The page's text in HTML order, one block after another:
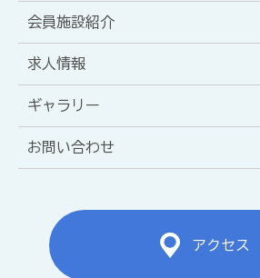
会員施設紹介
求人情報
ギャラリー
お問い合わせ
アクセス